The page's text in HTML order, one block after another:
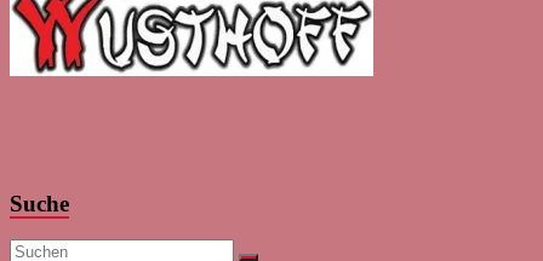
Suche